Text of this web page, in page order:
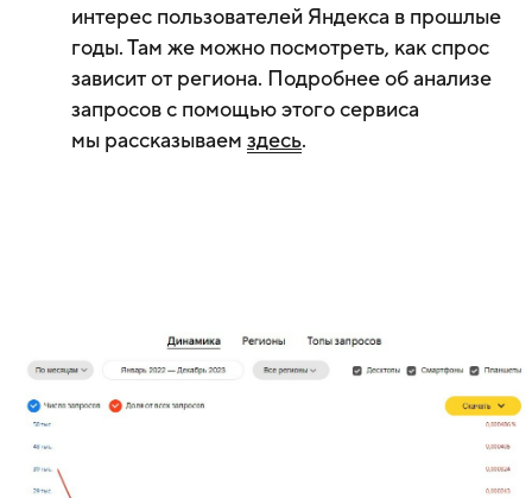
интерес пользователей Яндекса в прошлые
годы. Там же можно посмотреть, как спрос
зависит от региона. Подробнее об анализе
запросов с помощью этого сервиса
мы рассказываем здесь.